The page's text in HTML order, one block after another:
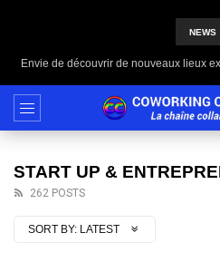
NEWS
Envie de découvrir de nouveaux lieux
START UP &
262 POSTS
SORT BY: LATEST